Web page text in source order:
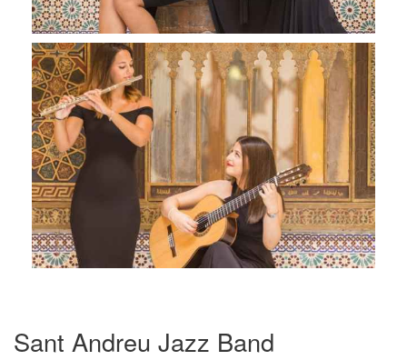
Sant Andreu Jazz Band